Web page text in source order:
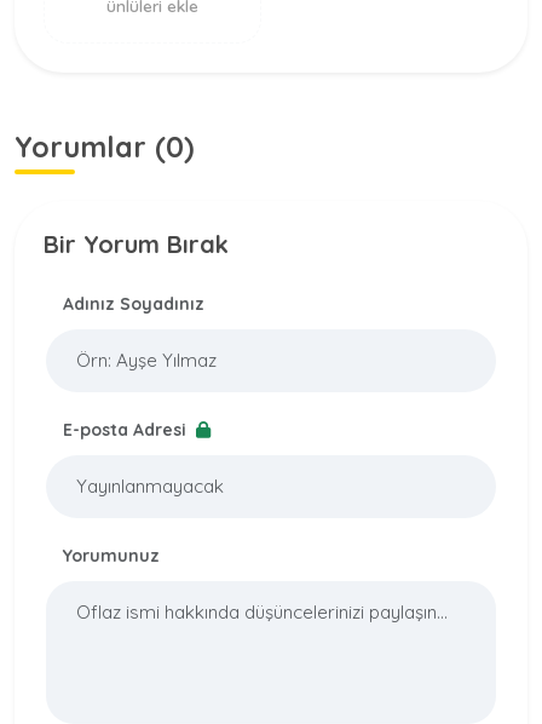
ünlüleri ekle
Yorumlar (0)
Bir Yorum Bırak
Adınız Soyadınız
E-posta Adresi
Yorumunuz